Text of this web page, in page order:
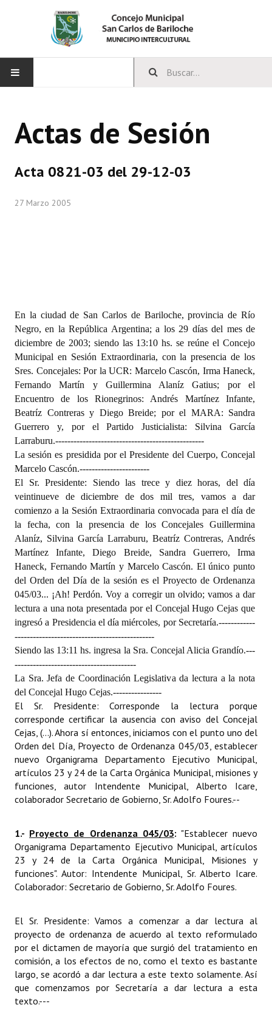
CONCEJO
LEGISLACIÓN
Constitución Nacional
Constitución Provincial
Carta Orgánica 2007
Reglamento Interno
Digesto
Organigrama
DOCUMENTOS
Informes de Gestión
Proyectos Presentados
Dictámenes Asesoría Letrada
Actas de Sesión
Informes de Unidad Coordinadora
Actas de Audiencias Públicas
NORMATIVA
Comunicaciones
Declaraciones
Resoluciones
Resoluciones de Presidencia
Antiguos Pobladores
Noticias Destacadas
Datos Históricos
Premio al Mérito - Registro
Audiencias Públicas - Registro
Mujeres que Dejaron Huellas - Registro
Actas de Sesión
Acta 0821-03 del 29-12-03
27 Marzo 2005
En la ciudad de San Carlos de Bariloche, provincia de Río
Negro, en la República Argentina; a los 29 días del mes de
diciembre de 2003; siendo las 13:10 hs. se reúne el Concejo
Municipal en Sesión Extraordinaria, con la presencia de los
Sres. Concejales: Por la UCR: Marcelo Cascón, Irma Haneck,
Fernando Martín y Guillermina Alaníz Gatius; por el
Encuentro de los Rionegrinos: Andrés Martínez Infante,
Beatríz Contreras y Diego Breide; por el MARA: Sandra
Guerrero y, por el Partido Justicialista: Silvina García
Larraburu.-------------------------------------------------
La sesión es presidida por el Presidente del Cuerpo, Concejal
Marcelo Cascón.-----------------------
El Sr. Presidente: Siendo las trece y diez horas, del día
veintinueve de diciembre de dos mil tres, vamos a dar
comienzo a la Sesión Extraordinaria convocada para el día de
la fecha, con la presencia de los Concejales Guillermina
Alaníz, Silvina García Larraburu, Beatríz Contreras, Andrés
Martínez Infante, Diego Breide, Sandra Guerrero, Irma
Haneck, Fernando Martín y Marcelo Cascón. El único punto
del Orden del Día de la sesión es el Proyecto de Ordenanza
045/03... ¡Ah! Perdón. Voy a corregir un olvido; vamos a dar
lectura a una nota presentada por el Concejal Hugo Cejas que
ingresó a Presidencia el día miércoles, por Secretaría.------------
----------------------------------------------
Siendo las 13:11 hs. ingresa la Sra. Concejal Alicia Grandío.---
----------------------------------------
La Sra. Jefa de Coordinación Legislativa da lectura a la nota
del Concejal Hugo Cejas.----------------
El Sr. Presidente: Corresponde la lectura porque
corresponde certificar la ausencia con aviso del Concejal
Cejas, (...). Ahora sí entonces, iniciamos con el punto uno del
Orden del Día, Proyecto de Ordenanza 045/03, establecer
nuevo Organigrama Departamento Ejecutivo Municipal,
artículos 23 y 24 de la Carta Orgánica Municipal, misiones y
funciones, autor Intendente Municipal, Alberto Icare,
colaborador Secretario de Gobierno, Sr. Adolfo Foures.--
1.- Proyecto de Ordenanza 045/03: "Establecer nuevo
Organigrama Departamento Ejecutivo Municipal, artículos
23 y 24 de la Carta Orgánica Municipal, Misiones y
funciones". Autor: Intendente Municipal, Sr. Alberto Icare.
Colaborador: Secretario de Gobierno, Sr. Adolfo Foures.
El Sr. Presidente: Vamos a comenzar a dar lectura al
proyecto de ordenanza de acuerdo al texto reformulado
por el dictamen de mayoría que surgió del tratamiento en
comisión, a los efectos de no, como el texto es bastante
largo, se acordó a dar lectura a este texto solamente. Así
que comenzamos por Secretaría a dar lectura a esta
texto.---